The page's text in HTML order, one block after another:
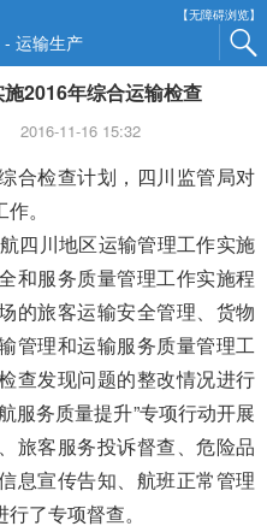
【无障碍浏览】
运输生产
2016年综合运输检查
2016-11-16 15:32
检查计划，四川监管局对
。
川地区运输管理工作实施
和服务质量管理工作实施程
的旅客运输安全管理、货物
管理和运输服务质量管理工
查发现问题的整改情况进行
服务质量提升”专项行动开展
旅客服务投诉督查、危险品
息宣传告知、航班正常管理
了专项督查。